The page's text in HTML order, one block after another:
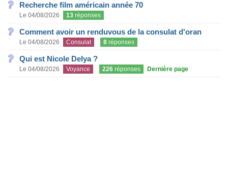
Recherche film américain année 70
Le 04/08/2026 13 réponses
Comment avoir un renduvous de la consulat d'oran
Le 04/08/2026 Consulat 8 réponses
Qui est Nicole Delya ?
Le 04/08/2026 Voyance 226 réponses Dernière page